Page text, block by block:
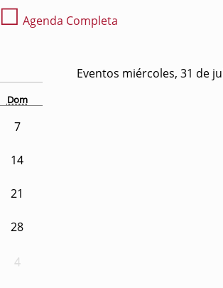
☐ Agenda Completa
Dom
7
14
21
28
4
Eventos miércoles, 31 de